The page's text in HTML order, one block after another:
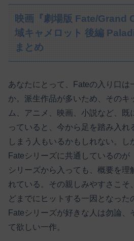
映画『劇場版 Fate/Grand
域キャメロット 後編
まとめ
あなたにとって、Fateの入り口は
か。派生作品が多いため、そのキ
ム、アニメ、映画、小説など、
っていると、今から足を踏み入れ
しまう人もいるかもしれない。し
Fateシリーズに共通しているのが
シリーズから入っても、概要を理
れている。その親しみやすさこそ
どまでにヒットする一因となった
Fateシリーズが好きな人は勿論、
て欲しい一作。